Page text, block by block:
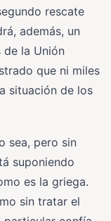
rescate
además, un
la Unión
que ni miles
situación de los
sea, pero sin
suponiendo
es la griega.
sin tratar el